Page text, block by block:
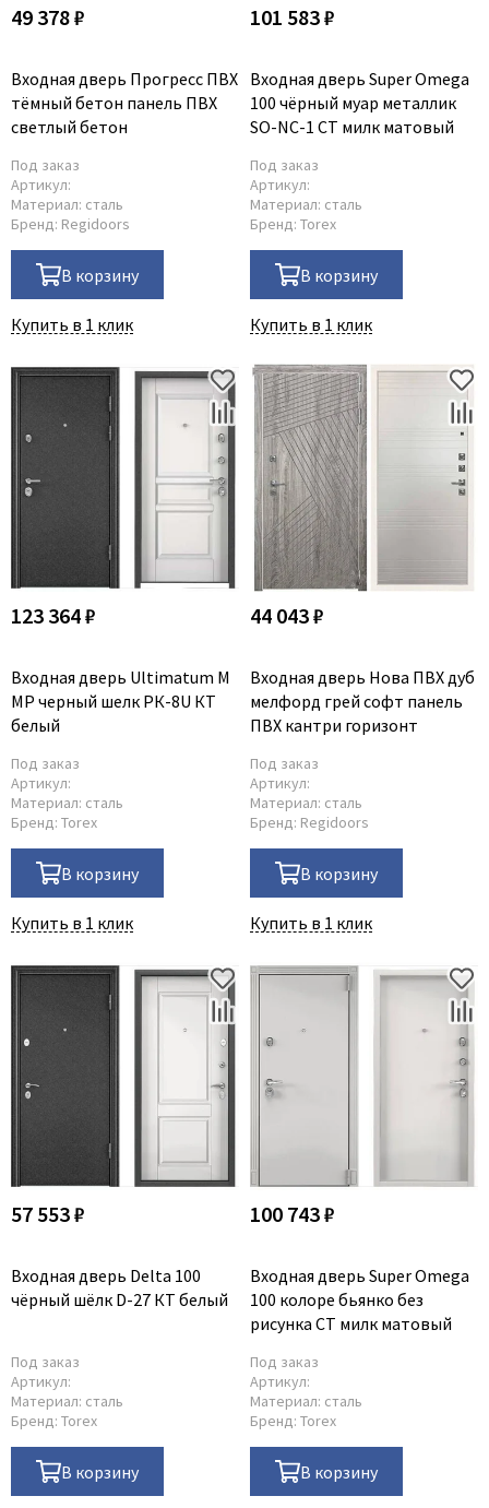
49 378 ₽
Входная дверь Прогресс ПВХ
тёмный бетон панель ПВХ
светлый бетон
Под заказ
Артикул:
Материал: сталь
Бренд: Regidoors
В корзину
Купить в 1 клик
101 583 ₽
Входная дверь Super Omega
100 чёрный муар металлик
SO-NC-1 СТ милк матовый
Под заказ
Артикул:
Материал: сталь
Бренд: Torex
В корзину
Купить в 1 клик
123 364 ₽
Входная дверь Ultimatum М
MP черный шелк РК-8U КТ
белый
Под заказ
Артикул:
Материал: сталь
Бренд: Torex
В корзину
Купить в 1 клик
44 043 ₽
Входная дверь Нова ПВХ дуб
мелфорд грей софт панель
ПВХ кантри горизонт
Под заказ
Артикул:
Материал: сталь
Бренд: Regidoors
В корзину
Купить в 1 клик
57 553 ₽
Входная дверь Delta 100
чёрный шёлк D-27 КТ белый
Под заказ
Артикул:
Материал: сталь
Бренд: Torex
В корзину
100 743 ₽
Входная дверь Super Omega
100 колоре бьянко без
рисунка СТ милк матовый
Под заказ
Артикул:
Материал: сталь
Бренд: Torex
В корзину